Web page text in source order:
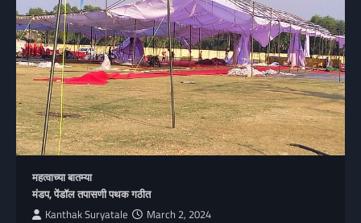
महत्वाच्या बातम्या
मंडप, पेंडॉल तपासणी पथक गठीत
Kanthak Suryatale March 2, 2024